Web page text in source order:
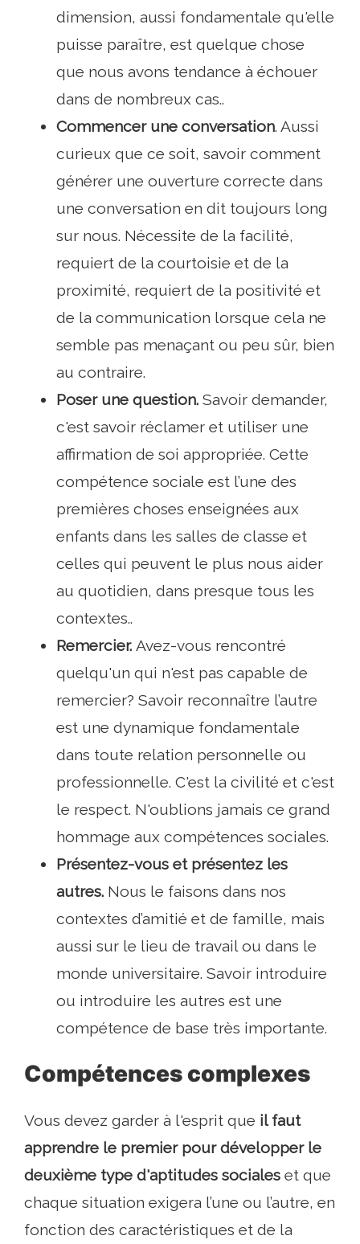
dimension, aussi fondamentale qu'elle
puisse paraître, est quelque chose
que nous avons tendance à échouer
dans de nombreux cas..
Commencer une conversation. Aussi
curieux que ce soit, savoir comment
générer une ouverture correcte dans
une conversation en dit toujours long
sur nous. Nécessite de la facilité,
requiert de la courtoisie et de la
proximité, requiert de la positivité et
de la communication lorsque cela ne
semble pas menaçant ou peu sûr, bien
au contraire.
Poser une question. Savoir demander,
c'est savoir réclamer et utiliser une
affirmation de soi appropriée. Cette
compétence sociale est l’une des
premières choses enseignées aux
enfants dans les salles de classe et
celles qui peuvent le plus nous aider
au quotidien, dans presque tous les
contextes..
Remercier. Avez-vous rencontré
quelqu'un qui n'est pas capable de
remercier? Savoir reconnaître l’autre
est une dynamique fondamentale
dans toute relation personnelle ou
professionnelle. C'est la civilité et c'est
le respect. N'oublions jamais ce grand
hommage aux compétences sociales.
Présentez-vous et présentez les
autres. Nous le faisons dans nos
contextes d’amitié et de famille, mais
aussi sur le lieu de travail ou dans le
monde universitaire. Savoir introduire
ou introduire les autres est une
compétence de base très importante.
Compétences complexes
Vous devez garder à l'esprit que il faut
apprendre le premier pour développer le
deuxième type d'aptitudes sociales et que
chaque situation exigera l’une ou l’autre, en
fonction des caractéristiques et de la